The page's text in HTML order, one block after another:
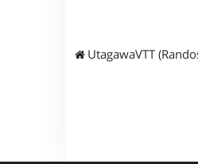
UtagawaVTT